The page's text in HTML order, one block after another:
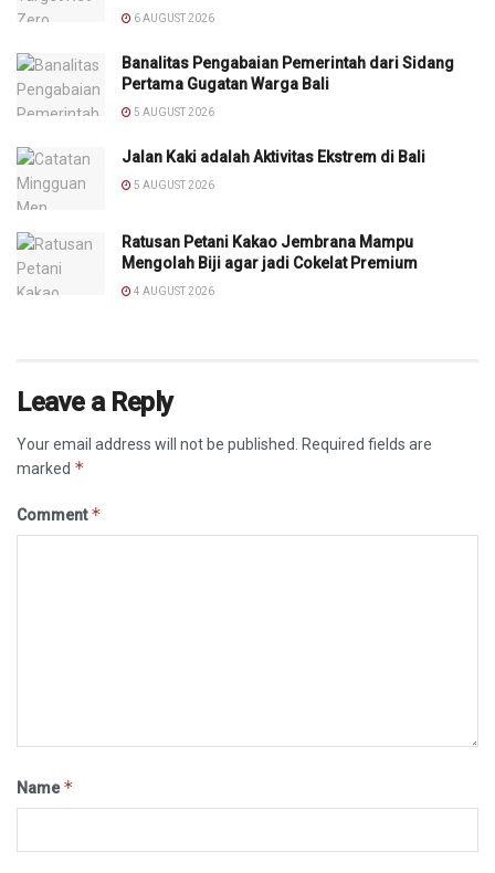
6 AUGUST 2026
Banalitas Pengabaian Pemerintah dari Sidang
Pertama Gugatan Warga Bali
5 AUGUST 2026
Jalan Kaki adalah Aktivitas Ekstrem di Bali
5 AUGUST 2026
Ratusan Petani Kakao Jembrana Mampu
Mengolah Biji agar jadi Cokelat Premium
4 AUGUST 2026
Leave a Reply
Your email address will not be published.
Required fields are
marked *
Comment*
Name*